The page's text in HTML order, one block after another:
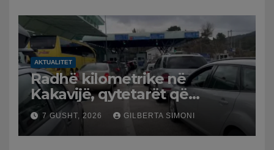
AKTUALITET
Radhë kilometrike në
Kakavijë, qytetarët që
kthehen në Shqipëri
bllokohen në temperatura të
larta, pala greke punon me
7 GUSHT, 2026 GILBERTA SIMONI